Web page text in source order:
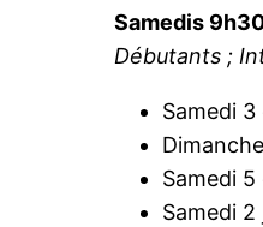
Samedis
Débutants ;
Samedi
Samedi
Samedi 2